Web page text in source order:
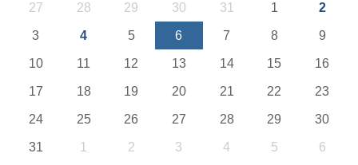
27 28 29 30 31 1 2
3 4 5 6 7 8 9
10 11 12 13 14 15 16
17 18 19 20 21 22 23
24 25 26 27 28 29 30
31 1 2 3 4 5 6